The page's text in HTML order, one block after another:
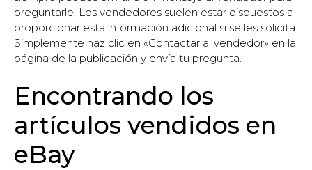
preguntarle. Los vendedores suelen estar dispuestos a
proporcionar esta información adicional si se les solicita.
Simplemente haz clic en «Contactar al vendedor» en la
página de la publicación y envía tu pregunta.
Encontrando los
artículos vendidos en
eBay